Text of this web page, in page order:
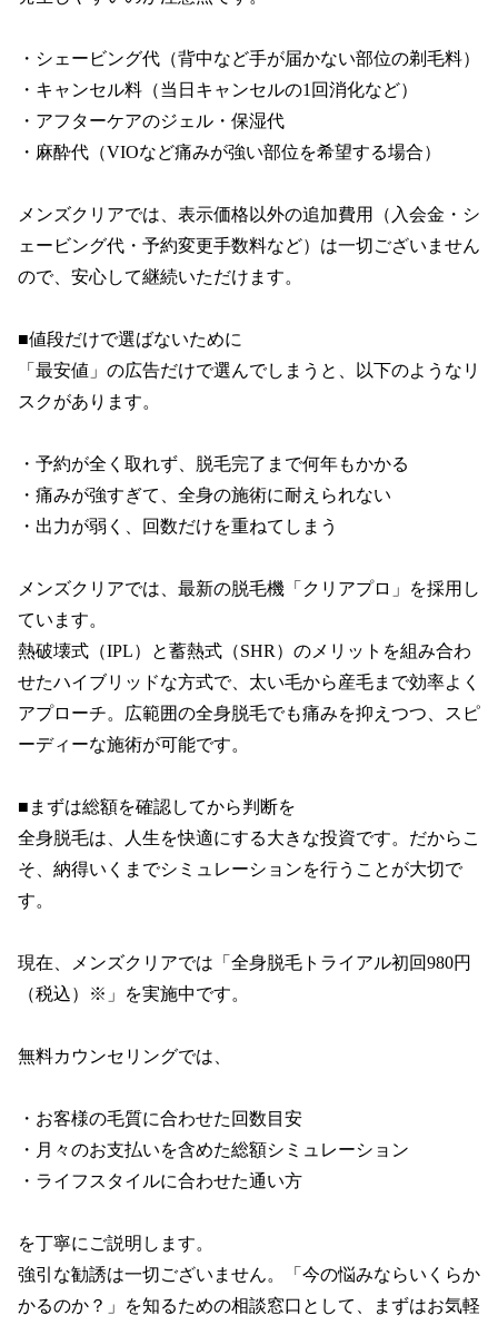
・シェービング代（背中など手が届かない部位の剃毛料）
・キャンセル料（当日キャンセルの1回消化など）
・アフターケアのジェル・保湿代
・麻酔代（VIOなど痛みが強い部位を希望する場合）
メンズクリアでは、表示価格以外の追加費用（入会金・シ
ェービング代・予約変更手数料など）は一切ございません
ので、安心して継続いただけます。
■値段だけで選ばないために
「最安値」の広告だけで選んでしまうと、以下のようなリ
スクがあります。
・予約が全く取れず、脱毛完了まで何年もかかる
・痛みが強すぎて、全身の施術に耐えられない
・出力が弱く、回数だけを重ねてしまう
メンズクリアでは、最新の脱毛機「クリアプロ」を採用し
ています。
熱破壊式（IPL）と蓄熱式（SHR）のメリットを組み合わ
せたハイブリッドな方式で、太い毛から産毛まで効率よく
アプローチ。広範囲の全身脱毛でも痛みを抑えつつ、スピ
ーディーな施術が可能です。
■まずは総額を確認してから判断を
全身脱毛は、人生を快適にする大きな投資です。だからこ
そ、納得いくまでシミュレーションを行うことが大切で
す。
現在、メンズクリアでは「全身脱毛トライアル初回980円
（税込）※」を実施中です。
無料カウンセリングでは、
・お客様の毛質に合わせた回数目安
・月々のお支払いを含めた総額シミュレーション
・ライフスタイルに合わせた通い方
を丁寧にご説明します。
強引な勧誘は一切ございません。「今の悩みならいくらか
かるのか？」を知るための相談窓口として、まずはお気軽